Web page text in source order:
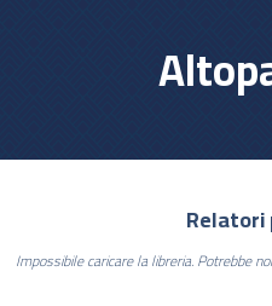
Relatori
Impossibile caricare la libreria. Potrebbe